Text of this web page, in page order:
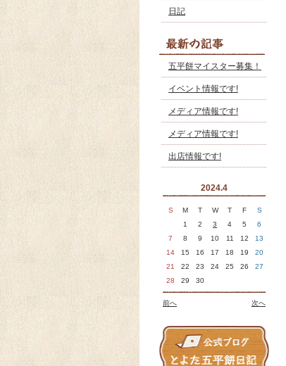
日記
五平餅マイスター募集！
イベント情報です!
メディア情報です!
メディア情報です!
出店情報です!
2024.4
S M T W T F
S
1
2 3 4 5
6
7
8 9 10 11 12
13
14
15 16 17 18 19
20
21
22 23 24 25 26
27
28
29 30
次へ
前へ